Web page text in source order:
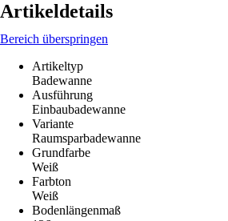
Artikeldetails
Bereich überspringen
Artikeltyp
Badewanne
Ausführung
Einbaubadewanne
Variante
Raumsparbadewanne
Grundfarbe
Weiß
Farbton
Weiß
Bodenlängenmaß